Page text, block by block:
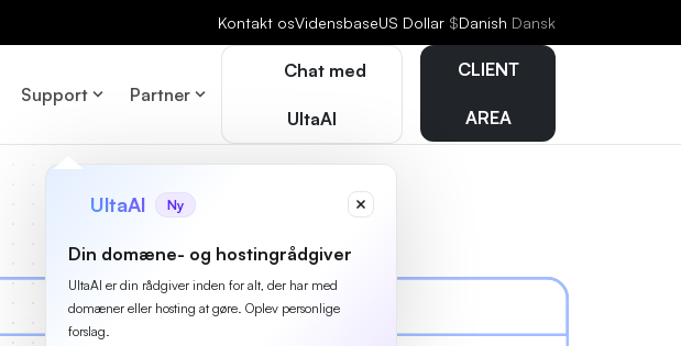
Kontakt osVidensbaseUS Dollar $Danish Dansk
Support Partner
Chat med
UltaAI
UltaAI Ny
Din domæne- og hostingrådgiver
UltaAI er din rådgiver inden for alt, der har med
domæner eller hosting at gøre. Oplev personlige
forslag.
CLIENT
AREA